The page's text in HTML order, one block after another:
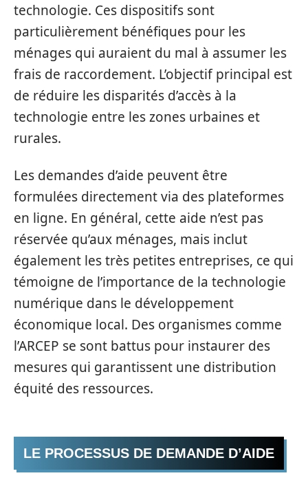
technologie. Ces dispositifs sont
particulièrement bénéfiques pour les
ménages qui auraient du mal à assumer les
frais de raccordement. L’objectif principal est
de réduire les disparités d’accès à la
technologie entre les zones urbaines et
rurales.
Les demandes d’aide peuvent être
formulées directement via des plateformes
en ligne. En général, cette aide n’est pas
réservée qu’aux ménages, mais inclut
également les très petites entreprises, ce qui
témoigne de l’importance de la technologie
numérique dans le développement
économique local. Des organismes comme
l’ARCEP se sont battus pour instaurer des
mesures qui garantissent une distribution
équité des ressources.
LE PROCESSUS DE DEMANDE D’AIDE